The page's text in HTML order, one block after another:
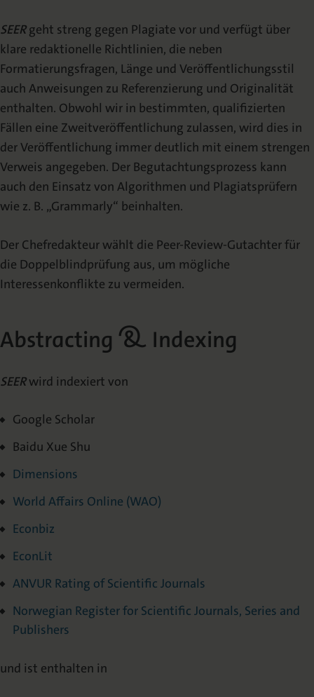
SEERgeht streng gegen Plagiate vor und verfügt über
klare redaktionelle Richtlinien, die neben
Formatierungsfragen, Länge und Veröffentlichungsstil
auch Anweisungen zu Referenzierung und Originalität
enthalten. Obwohl wir in bestimmten, qualifizierten
Fällen eine Zweitveröffentlichung zulassen, wird dies in
der Veröffentlichung immer deutlich mit einem strengen
Verweis angegeben. Der Begutachtungsprozess kann
auch den Einsatz von Algorithmen und Plagiatsprüfern
wie z. B. „Grammarly“ beinhalten.
Der Chefredakteur wählt die Peer-Review-Gutachter für
die Doppelblindprüfung aus, um mögliche
Interessenkonflikte zu vermeiden.
Abstracting & Indexing
SEERwird indexiert von
Google Scholar
Baidu Xue Shu
Dimensions
World Affairs Online (WAO)
Econbiz
EconLit
ANVUR Rating of Scientific Journals
Norwegian Register for Scientific Journals, Series and
Publishers
und ist enthalten in